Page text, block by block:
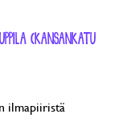
(KANSANKATU
ilmapiiristä